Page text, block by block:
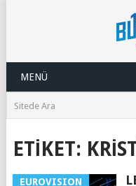
MENÜ
ETIKET:
EUROVISION